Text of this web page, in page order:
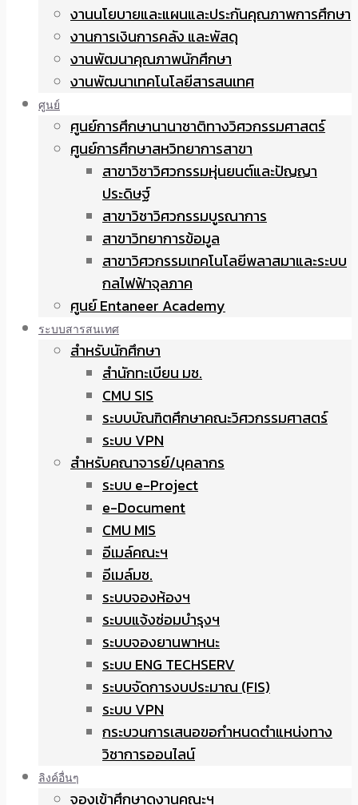
งานนโยบายและแผนและประกันคุณภาพการศึกษา
งานการเงินการคลัง และพัสดุ
งานพัฒนาคุณภาพนักศึกษา
งานพัฒนาเทคโนโลยีสารสนเทศ
ศูนย์
ศูนย์การศึกษานานาชาติทางวิศวกรรมศาสตร์
ศูนย์การศึกษาสหวิทยาการสาขา
สาขาวิชาวิศวกรรมหุ่นยนต์และปัญญา
ประดิษฐ์
สาขาวิชาวิศวกรรมบูรณาการ
สาขาวิทยาการข้อมูล
สาขาวิศวกรรมเทคโนโลยีพลาสมาและระบบ
กลไฟฟ้าจุลภาค
ศูนย์ Entaneer Academy
ระบบสารสนเทศ
สำหรับนักศึกษา
สำนักทะเบียน มช.
CMU SIS
ระบบบัณฑิตศึกษาคณะวิศวกรรมศาสตร์
ระบบ VPN
สำหรับคณาจารย์/บุคลากร
ระบบ e-Project
e-Document
CMU MIS
อีเมล์คณะฯ
อีเมล์มช.
ระบบจองห้องฯ
ระบบแจ้งซ่อมบำรุงฯ
ระบบจองยานพาหนะ
ระบบ ENG TECHSERV
ระบบจัดการงบประมาณ (FIS)
ระบบ VPN
กระบวนการเสนอขอกำหนดตำแหน่งทาง
วิชาการออนไลน์
ลิงค์อื่นๆ
จองเข้าศึกษาดูงานคณะฯ